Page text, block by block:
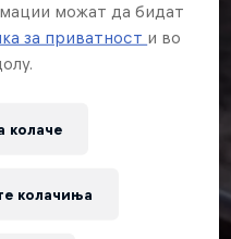
можат да бидат
за приватност и во
колачe
колачиња